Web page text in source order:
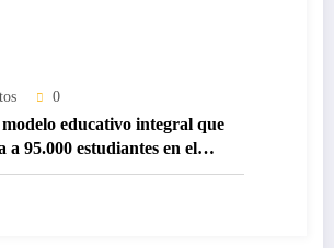
0
educativo integral que
a 95.000 estudiantes en el